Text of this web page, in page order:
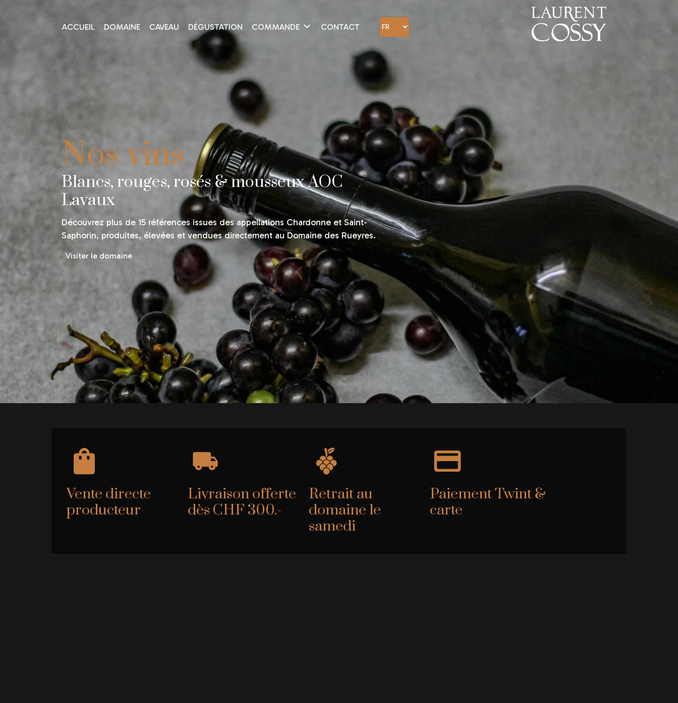
ACCUEIL DOMAINE CAVEAU DÉGUSTATION COMMANDE CONTACT
Nos vins
Blancs, rouges, rosés & mousseux AOC
Lavaux
Découvrez plus de 15 références issues des appellations Chardonne et Saint-
Saphorin, produites, élevées et vendues directement au Domaine des Rueyres.
Visiter le domaine
Vente directe
producteur
Livraison offerte
dès CHF 300.-
Retrait au
domaine le
samedi
Paiement Twint &
carte